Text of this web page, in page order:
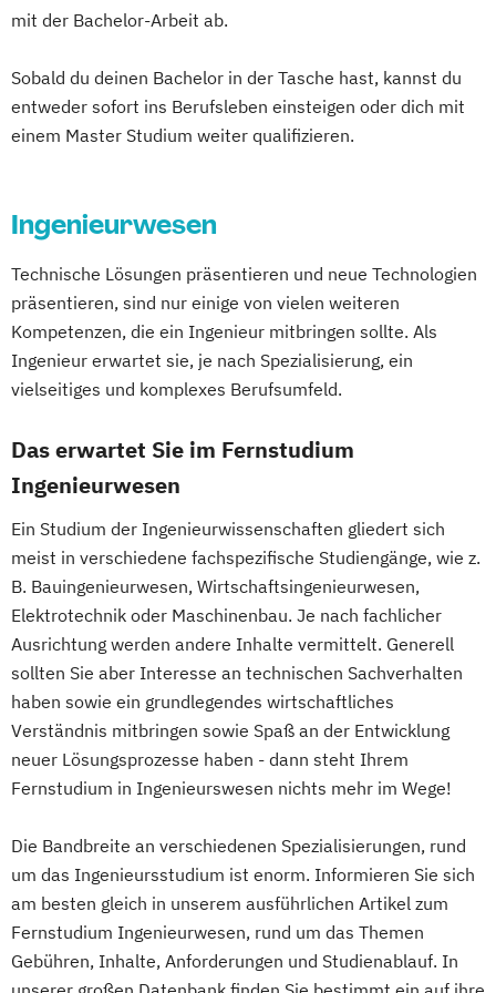
Eventmanagement
Accounting und Taxation (DE/EN)
Gartenbau General Management
Gesundheits- und Pflegepädagogik
Gesundheitsmanagement
Gesundheitspsychologie
Gesundheitspädagogik
Gesundheitsökonomie
Growth Hacking
Growth Hacking for Entrepreneurs (DE/EN)
Heilpädagogik
Heilpädagogik und Inklusion
Heilpädagogik/Inklusionspädagogik
Hotelmanagement (DE/EN)
IT-Management Immobilienmanagement
Immobilienmanagement für
Immobilienkaufleute
Immobilienwirtschaft Informatik
Information Technology Management
(DE/EN)
Innovation and Entrepreneurship (DE/EN)
International Healthcare Management
(DE/EN)
International Management (DE/EN)
Internationales Marketing
Journalismus und digitale Kommunikation
Produktdesign und Technische
Prozessmanagement und Business
Intelligence
Smart Production und Management
Verfahrenstechnische Produktion
Handelsmanagement
Industrial Engineer
Integrales Gebäude- und
Energiemanagement
Management in Information and Business
Technologies
Management und IT
Marketing und Verkauf
Personalmanagement
Führung und Organisation
Real Estate Management
Videojournalismus
mit der Bachelor-Arbeit ab.
Sobald du deinen Bachelor in der Tasche hast, kannst du
entweder sofort ins Berufsleben einsteigen oder dich mit
einem Master Studium weiter qualifizieren.
Ingenieurwesen
Technische Lösungen präsentieren und neue Technologien
präsentieren, sind nur einige von vielen weiteren
Kompetenzen, die ein Ingenieur mitbringen sollte. Als
Ingenieur erwartet sie, je nach Spezialisierung, ein
vielseitiges und komplexes Berufsumfeld.
Das erwartet Sie im Fernstudium
Ingenieurwesen
Ein Studium der Ingenieurwissenschaften gliedert sich
meist in verschiedene fachspezifische Studiengänge, wie z.
B. Bauingenieurwesen, Wirtschaftsingenieurwesen,
Elektrotechnik oder Maschinenbau. Je nach fachlicher
Ausrichtung werden andere Inhalte vermittelt. Generell
sollten Sie aber Interesse an technischen Sachverhalten
haben sowie ein grundlegendes wirtschaftliches
Verständnis mitbringen sowie Spaß an der Entwicklung
neuer Lösungsprozesse haben - dann steht Ihrem
Fernstudium in Ingenieurswesen nichts mehr im Wege!
Die Bandbreite an verschiedenen Spezialisierungen, rund
um das Ingenieursstudium ist enorm. Informieren Sie sich
am besten gleich in unserem ausführlichen Artikel zum
Fernstudium Ingenieurwesen, rund um das Themen
Gebühren, Inhalte, Anforderungen und Studienablauf. In